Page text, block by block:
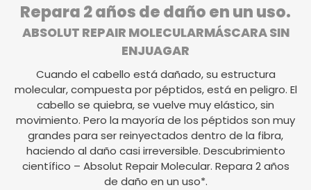
Repara 2 años de daño en un uso.
ABSOLUT REPAIR MOLECULARMÁSCARA SIN
ENJUAGAR
Cuando el cabello está dañado, su estructura
molecular, compuesta por péptidos, está en peligro. El
cabello se quiebra, se vuelve muy elástico, sin
movimiento. Pero la mayoría de los péptidos son muy
grandes para ser reinyectados dentro de la fibra,
haciendo al daño casi irreversible. Descubrimiento
científico – Absolut Repair Molecular. Repara 2 años
de daño en un uso*.